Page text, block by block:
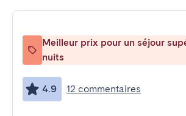
Meilleur prix pour un séjour
nuits
4.9 12 commentaires